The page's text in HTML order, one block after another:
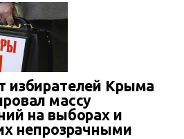
избирателей Крыма
массу
на выборах и
непрозрачными